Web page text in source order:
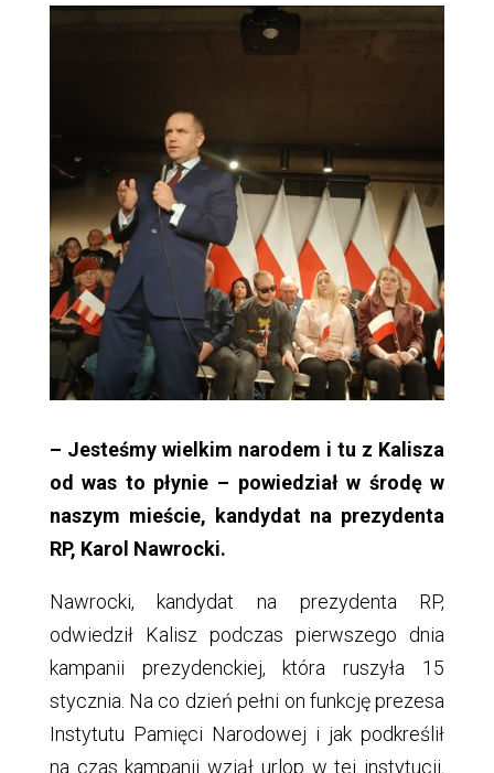
– Jesteśmy wielkim narodem i tu z Kalisza
od was to płynie – powiedział w środę w
naszym mieście, kandydat na prezydenta
RP, Karol Nawrocki.
Nawrocki, kandydat na prezydenta RP,
odwiedził Kalisz podczas pierwszego dnia
kampanii prezydenckiej, która ruszyła 15
stycznia. Na co dzień pełni on funkcję prezesa
Instytutu Pamięci Narodowej i jak podkreślił
na czas kampanii wziął urlop w tej instytucji.